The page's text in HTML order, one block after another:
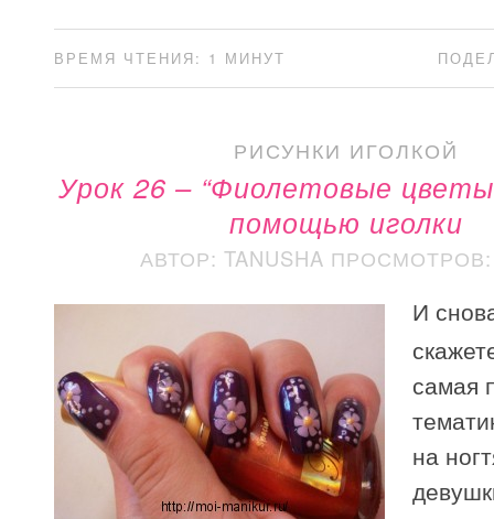
ВРЕМЯ ЧТЕНИЯ: 1 МИНУТ
РИСУНКИ ИГОЛКОЙ
Урок 26 – “Фиолетовые
помощью иголки
АВТОР: TANUSHA ПРОСМОТРОВ:
И
самая
на